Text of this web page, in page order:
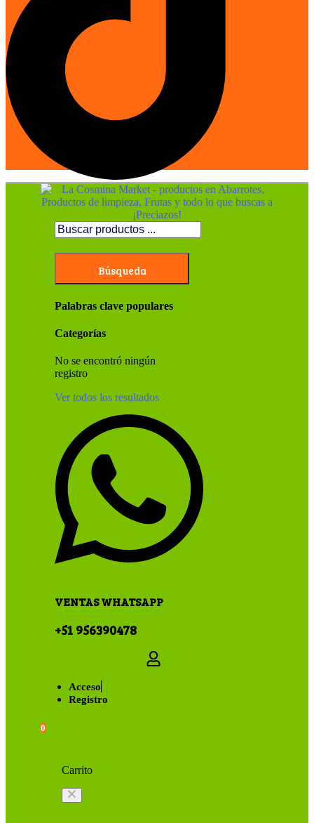
Búsqueda
Palabras clave populares
Categorías
No se encontró ningún
registro
Ver todos los resultados
VENTAS WHATSAPP
+51 956390478
Acceso
Registro
0
Carrito